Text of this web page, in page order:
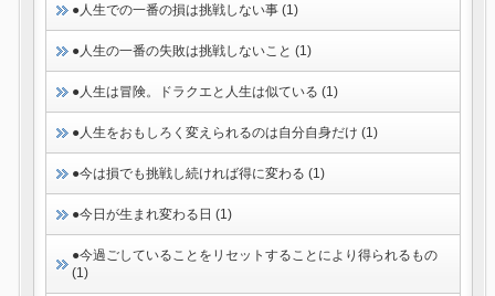
●人生での一番の損は挑戦しない事 (1)
●人生の一番の失敗は挑戦しないこと (1)
●人生は冒険。ドラクエと人生は似ている (1)
●人生をおもしろく変えられるのは自分自身だけ (1)
●今は損でも挑戦し続ければ得に変わる (1)
●今日が生まれ変わる日 (1)
●今過ごしていることをリセットすることにより得られるもの
(1)